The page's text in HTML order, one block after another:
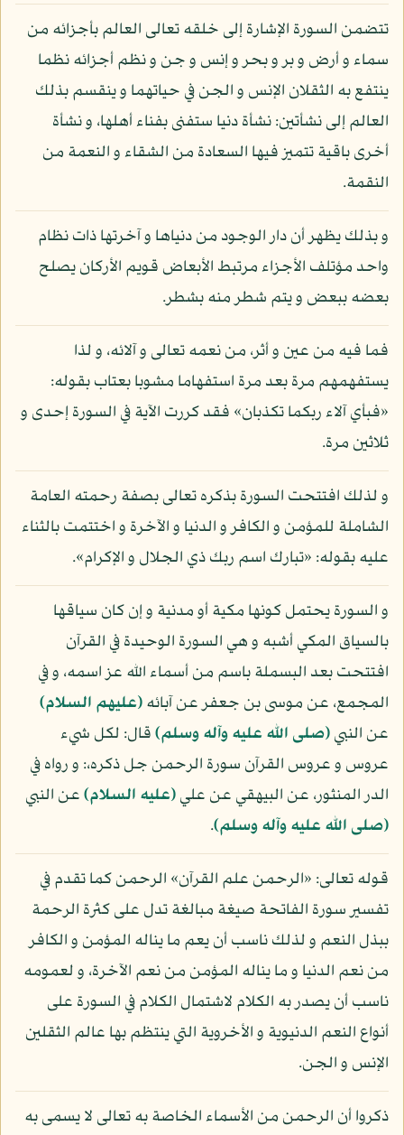
تتضمن السورة الإشارة إلى خلقه تعالى العالم بأجزائه من
سماء و أرض و بر و بحر و إنس و جن و نظم أجزائه نظما
ينتفع به الثقلان الإنس و الجن في حياتهما و ينقسم بذلك
العالم إلى نشأتين: نشأة دنيا ستفنى بفناء أهلها، و نشأة
أخرى باقية تتميز فيها السعادة من الشقاء و النعمة من
النقمة.
و بذلك يظهر أن دار الوجود من دنياها و آخرتها ذات نظام
واحد مؤتلف الأجزاء مرتبط الأبعاض قويم الأركان يصلح
بعضه ببعض و يتم شطر منه بشطر.
فما فيه من عين و أثر، من نعمه تعالى و آلائه، و لذا
يستفهمهم مرة بعد مرة استفهاما مشوبا بعتاب بقوله:
«فبأي آلاء ربكما تكذبان» فقد كررت الآية في السورة إحدى و
ثلاثين مرة.
و لذلك افتتحت السورة بذكره تعالى بصفة رحمته العامة
الشاملة للمؤمن و الكافر و الدنيا و الآخرة و اختتمت بالثناء
عليه بقوله: «تبارك اسم ربك ذي الجلال و الإكرام».
و السورة يحتمل كونها مكية أو مدنية و إن كان سياقها
بالسياق المكي أشبه و هي السورة الوحيدة في القرآن
افتتحت بعد البسملة باسم من أسماء الله عز اسمه، و في
المجمع، عن موسى بن جعفر عن آبائه(عليهم السلام)
عن النبي(صلى الله عليه وآله وسلم)قال: لكل شيء
عروس و عروس القرآن سورة الرحمن جل ذكره،: و رواه في
الدر المنثور، عن البيهقي عن علي(عليه السلام)عن النبي
(صلى الله عليه وآله وسلم).
قوله تعالى: «الرحمن علم القرآن» الرحمن كما تقدم في
تفسير سورة الفاتحة صيغة مبالغة تدل على كثرة الرحمة
ببذل النعم و لذلك ناسب أن يعم ما يناله المؤمن و الكافر
من نعم الدنيا و ما يناله المؤمن من نعم الآخرة، و لعمومه
ناسب أن يصدر به الكلام لاشتمال الكلام في السورة على
أنواع النعم الدنيوية و الأخروية التي ينتظم بها عالم الثقلين
الإنس و الجن.
ذكروا أن الرحمن من الأسماء الخاصة به تعالى لا يسمى به